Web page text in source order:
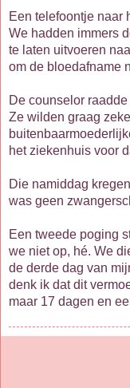
Een telefoontje naar
We hadden immers
te laten uitvoeren
om de bloedafname
De counselor
Ze wilden graag
het ziekenhuis voor
Die namiddag
was geen
Een tweede poging
we niet op, hé. We
de derde dag van
denk ik dat dit
maar 17 dagen en